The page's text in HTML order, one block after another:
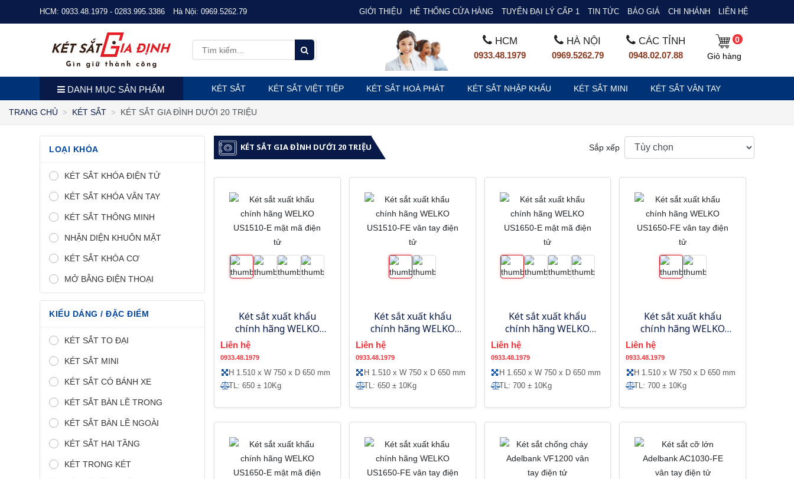
HCM: 0933.48.1979 - 0283.995.3386 Hà Nội: 0969.5262.79 GIỚI THIỆU HỆ THỐNG CỬA HÀNG TUYỂN ĐẠI LÝ CẤP 1 TIN TỨC BÁO GIÁ CHI NHÁNH LIÊN HỆ
HCM
0933.48.1979
HÀ NỘI
0969.5262.79
CÁC TỈNH
0948.02.07.88
0
Giỏ hàng
DANH MỤC SẢN PHẨM KÉT SẮT KÉT SẮT VIỆT TIỆP KÉT SẮT HOÀ PHÁT KÉT SẮT NHẬP KHẨU KÉT SẮT MINI KÉT SẮT VÂN TAY
TRANG CHỦ KÉT SẮT KÉT SẮT GIA ĐÌNH DƯỚI 20 TRIỆU
LOẠI KHÓA
KÉT SẮT KHÓA ĐIỆN TỬ
KÉT SẮT KHÓA VÂN TAY
KÉT SẮT THÔNG MINH
NHẬN DIỆN KHUÔN MẶT
KÉT SẮT KHÓA CƠ
MỞ BẰNG ĐIỆN THOẠI
KIỂU DÁNG / ĐẶC ĐIỂM
KÉT SẮT TO ĐẠI
KÉT SẮT MINI
KÉT SẮT CÓ BÁNH XE
KÉT SẮT BÀN LỀ TRONG
KÉT SẮT BÀN LỀ NGOÀI
KÉT SẮT HAI TẦNG
KÉT TRONG KÉT
KÉT SẮT GIA ĐÌNH DƯỚI 20 TRIỆU Sắp xếp
Két sắt xuất khẩu
chính hãng WELKO
US1510-E mật mã điện
Liên hệ
0933.48.1979
H 1.510 x W 750 x D 650 mm
TL: 650 ± 10Kg
Két sắt xuất khẩu
chính hãng WELKO
US1510-FE vân tay
Liên hệ
0933.48.1979
H 1.510 x W 750 x D 650 mm
TL: 650 ± 10Kg
Két sắt xuất khẩu
chính hãng WELKO
US1650-E mật mã điện
Liên hệ
0933.48.1979
H 1.650 x W 750 x D 650 mm
TL: 700 ± 10Kg
Két sắt xuất khẩu
chính hãng WELKO
US1650-FE vân tay
Liên hệ
0933.48.1979
H 1.510 x W 750 x D 650 mm
TL: 700 ± 10Kg